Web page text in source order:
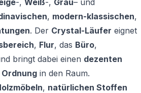
-, Weiß-, Grau– und
, modern-klassischen,
. Der Crystal-Läufer eignet
, Flur, das Büro,
bringt dabei einen dezenten
in den Raum.
, natürlichen Stoffen